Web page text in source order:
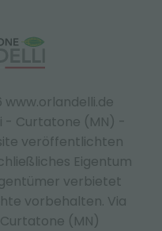
- Curtatone (MN) -
veröffentlichten
Eigentum
verbietet
vorbehalten. Via
(MN)